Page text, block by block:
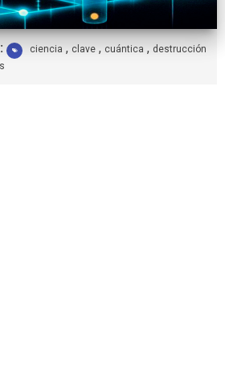
Etiquetas:
ciencia , clave , cuántica , destrucción